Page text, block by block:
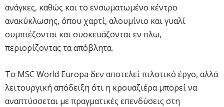
ανάγκες, καθώς και το ενσωματωμένο κέντρο
ανακύκλωσης, όπου χαρτί, αλουμίνιο και γυαλί
συμπιέζονται και συσκευάζονται εν πλω,
περιορίζοντας τα απόβλητα.
Το MSC World Europa δεν αποτελεί πιλοτικό έργο, αλλά
λειτουργική απόδειξη ότι η κρουαζιέρα μπορεί να
αναπτύσσεται με πραγματικές επενδύσεις στη